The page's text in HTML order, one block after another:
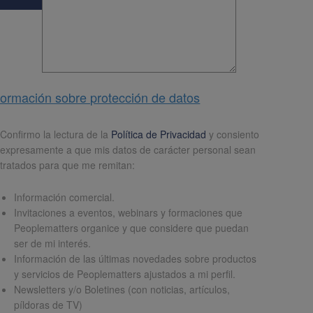
sobre protección de datos
Confirmo la lectura de la Política de Privacidad y consiento
expresamente a que mis datos de carácter personal sean
tratados para que me remitan:
Información comercial.
Invitaciones a eventos, webinars y formaciones que
Peoplematters organice y que considere que puedan
ser de mi interés.
Información de las últimas novedades sobre productos
y servicios de Peoplematters ajustados a mi perfil.
Newsletters y/o Boletines (con noticias, artículos,
píldoras de TV)